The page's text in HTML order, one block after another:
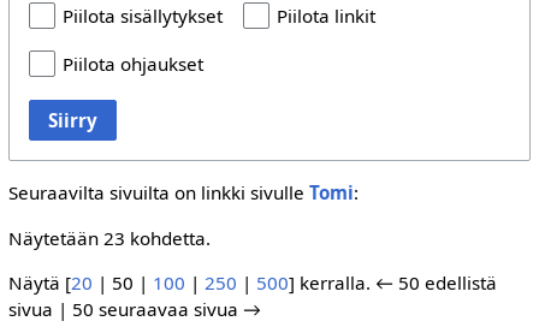
Piilota sisällytykset
Piilota linkit
Piilota ohjaukset
Siirry
Seuraavilta sivuilta on linkki sivulle Tomi:
Näytetään 23 kohdetta.
Näytä [20 | 50 | 100 | 250 | 500] kerralla. ← 50 edellistä
sivua | 50 seuraavaa sivua →